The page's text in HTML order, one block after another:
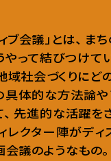
ブ会議」とは、 まち
やって結びつけて
域社会づくりにど
具体的な方法論
、 先進的な活躍を
レクター陣がディ
会議のようなもの。